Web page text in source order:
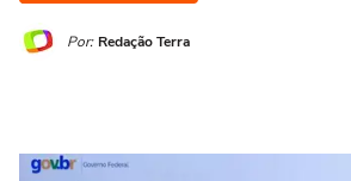
Por: Redação Terra